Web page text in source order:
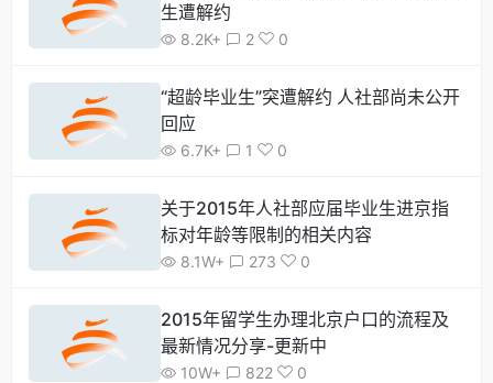
生遭解约
8.2K+ 2 0
“超龄毕业生”突遭解约 人社部尚未公开
回应
6.7K+ 1 0
关于2015年人社部应届毕业生进京指
标对年龄等限制的相关内容
8.1W+ 273 0
2015年留学生办理北京户口的流程及
最新情况分享-更新中
10W+ 822 0